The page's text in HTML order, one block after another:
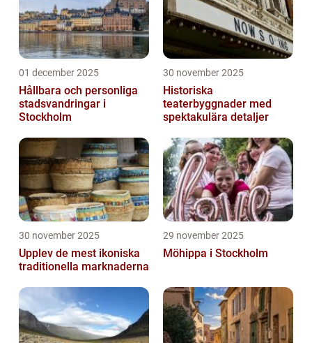
01 december 2025
Hållbara och personliga
stadsvandringar i
Stockholm
30 november 2025
Historiska
teaterbyggnader med
spektakulära detaljer
30 november 2025
Upplev de mest ikoniska
traditionella marknaderna
29 november 2025
Möhippa i Stockholm